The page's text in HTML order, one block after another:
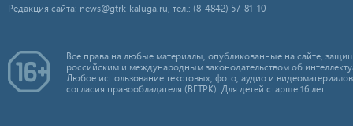
Редакция сайта: news@gtrk-kaluga.ru, тел.: (8-4842) 57-81-10
Все права на любые материалы, опубликованные на сайте,
российским и международным законодательством об
Любое использование текстовых, фото, аудио и
согласия правообладателя (ВГТРК). Для детей старше 16 лет.